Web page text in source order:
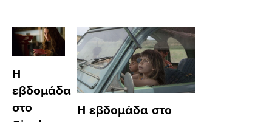
Η
εβδομάδα
στο
Η εβδομάδα στο